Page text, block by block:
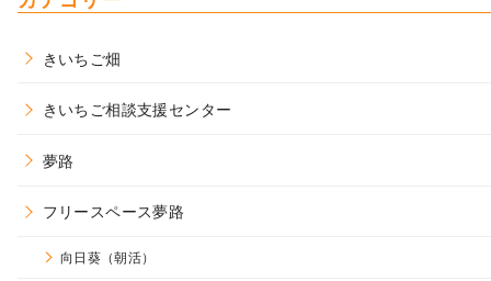
きいちご畑
きいちご相談支援センター
夢路
フリースペース夢路
向日葵（朝活）